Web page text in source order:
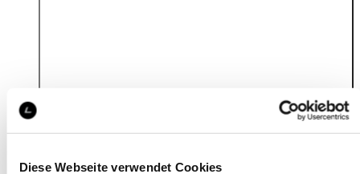
Diese Webseite verwendet Cookies